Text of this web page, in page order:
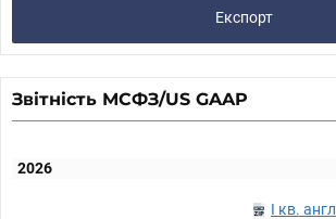
Експорт
Звітність МСФЗ/US GAAP
2026
I кв. англ